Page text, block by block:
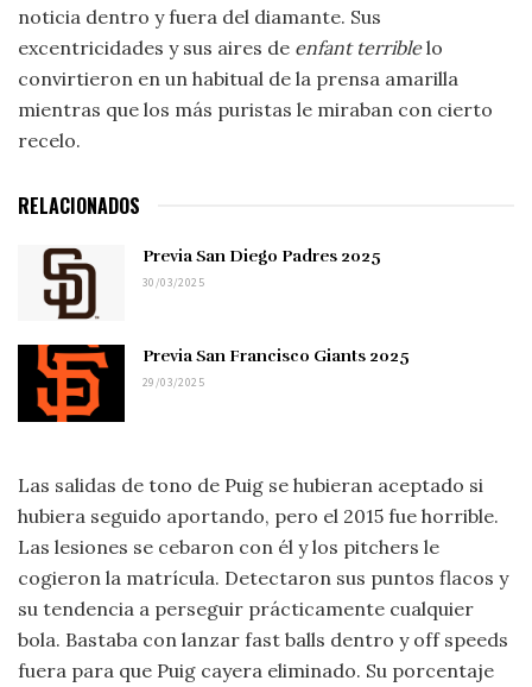
noticia dentro y fuera del diamante. Sus
excentricidades y sus aires de enfant terriblelo
convirtieron en un habitual de la prensa amarilla
mientras que los más puristas le miraban con cierto
recelo.
RELACIONADOS
Previa San Diego Padres 2025
30/03/2025
Previa San Francisco Giants 2025
29/03/2025
Las salidas de tono de Puig se hubieran aceptado si
hubiera seguido aportando, pero el 2015 fue horrible.
Las lesiones se cebaron con él y los pitchers le
cogieron la matrícula. Detectaron sus puntos flacos y
su tendencia a perseguir prácticamente cualquier
bola. Bastaba con lanzar fast balls dentro y off speeds
fuera para que Puig cayera eliminado. Su porcentaje